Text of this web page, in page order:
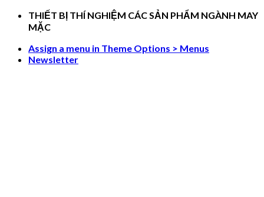
Skip
THIẾT BỊ THÍ NGHIỆM CÁC SẢN PHẨM NGÀNH MAY
MẶC
Assign a menu in Theme Options > Menus
Newsletter